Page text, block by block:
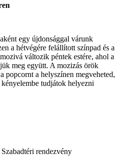
egy újdonsággal várunk
a hétvégére felállított színpad és a
változik péntek estére, ahol a
meg együtt. A mozizás örök
popcornt a helyszínen megveheted,
tudjátok helyezni
Szabadtéri rendezvény